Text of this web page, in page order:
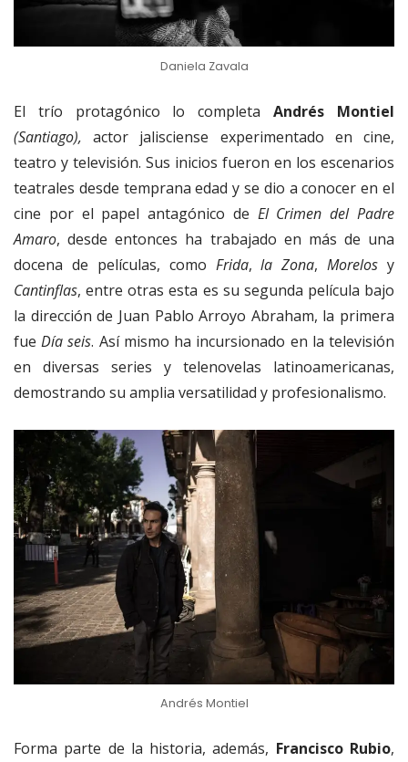
Daniela Zavala
El trío protagónico lo completaAndrés Montiel
(Santiago),actor jalisciense experimentado en cine,
teatro y televisión. Sus inicios fueron en los escenarios
teatrales desde temprana edad y se dio a conocer en el
cine por el papel antagónico de El Crimen del Padre
Amaro, desde entonces ha trabajado en más de una
docena de películas, como Frida,la Zona,Morelos y
Cantinflas, entre otras esta es su segunda película bajo
la dirección de Juan Pablo Arroyo Abraham, la primera
fueDía seis. Así mismo ha incursionado en la televisión
en diversas series y telenovelas latinoamericanas,
demostrando su amplia versatilidad y profesionalismo.
Andrés Montiel
Forma parte de la historia, además, Francisco Rubio,